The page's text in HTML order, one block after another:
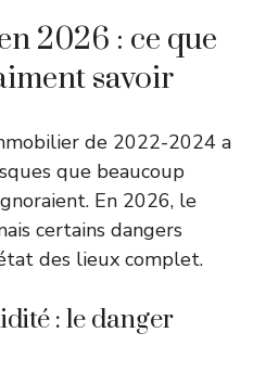
2026 : ce que
savoir
de 2022-2024 a
que beaucoup
En 2026, le
certains dangers
des lieux complet.
: le danger